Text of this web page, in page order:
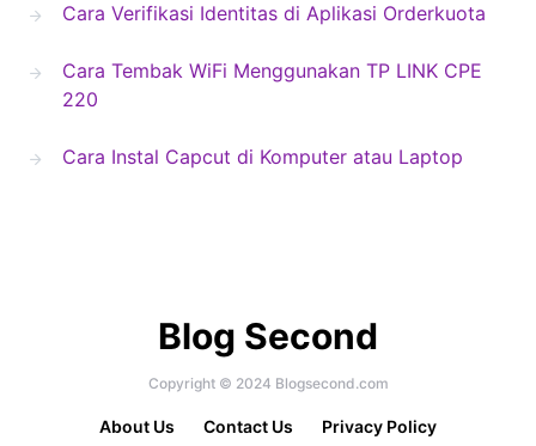
Cara Verifikasi Identitas di Aplikasi Orderkuota
Cara Tembak WiFi Menggunakan TP LINK CPE
220
Cara Instal Capcut di Komputer atau Laptop
Blog Second
Copyright © 2024 Blogsecond.com
About Us Contact Us Privacy Policy